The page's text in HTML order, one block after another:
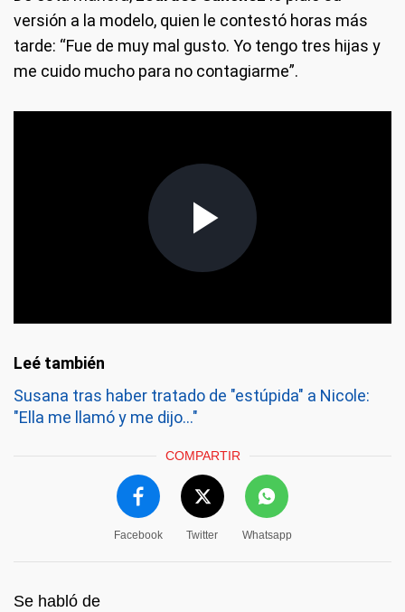
versión a la modelo, quien le contestó horas más
tarde: “Fue de muy mal gusto. Yo tengo tres hijas y
me cuido mucho para no contagiarme”.
Susana tras haber tratado de "estúpida" a Nicole:
"Ella me llamó y me dijo..."
COMPARTIR
Facebook Twitter Whatsapp
Se habló de